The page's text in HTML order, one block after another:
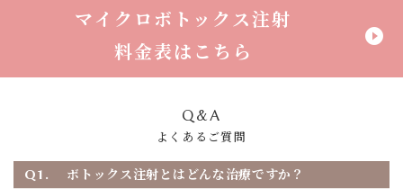
マイクロボトックス注射
料金表はこちら
play_circle_filled
Q&A
よくあるご質問
Q1. ボトックス注射とはどんな治療ですか？